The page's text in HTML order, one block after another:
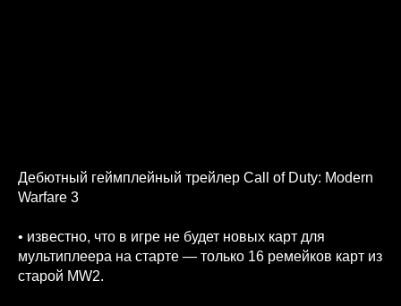
Дебютный геймплейный трейлер Call of Duty: Modern
Warfare 3
• известно, что в игре не будет новых карт для
мультиплеера на старте — только 16 ремейков карт из
старой MW2.